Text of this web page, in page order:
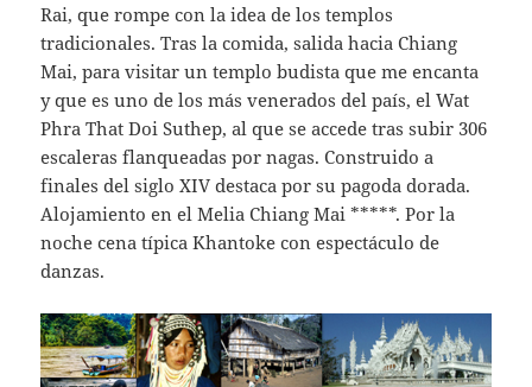
Rai, que rompe con la idea de los templos
tradicionales. Tras la comida, salida hacia Chiang
Mai, para visitar un templo budista que me encanta
y que es uno de los más venerados del país, el Wat
Phra That Doi Suthep, al que se accede tras subir 306
escaleras flanqueadas por nagas. Construido a
finales del siglo XIV destaca por su pagoda dorada.
Alojamiento en el Melia Chiang Mai *****. Por la
noche cena típica Khantoke con espectáculo de
danzas.